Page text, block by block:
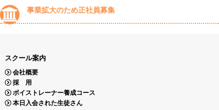
事業拡大のため正社員募集
スクール案内
会社概要
採 用
ボイストレーナー養成コース
本日入会された生徒さん